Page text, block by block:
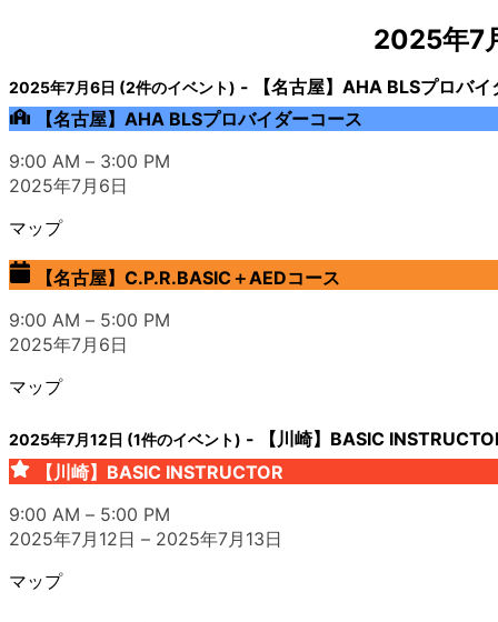
2025年7
2025年7月6日 (2件のイベント) -
【名古屋】AHA BLSプロバ
【名古屋】AHA BLSプロバイダーコース
9:00 AM – 3:00 PM
2025年7月6日
マップ
【名古屋】C.P.R.BASIC＋AEDコース
9:00 AM – 5:00 PM
2025年7月6日
マップ
2025年7月12日 (1件のイベント) -
【川崎】BASIC
【川崎】BASIC INSTRUCTOR
9:00 AM – 5:00 PM
2025年7月12日 – 2025年7月13日
マップ